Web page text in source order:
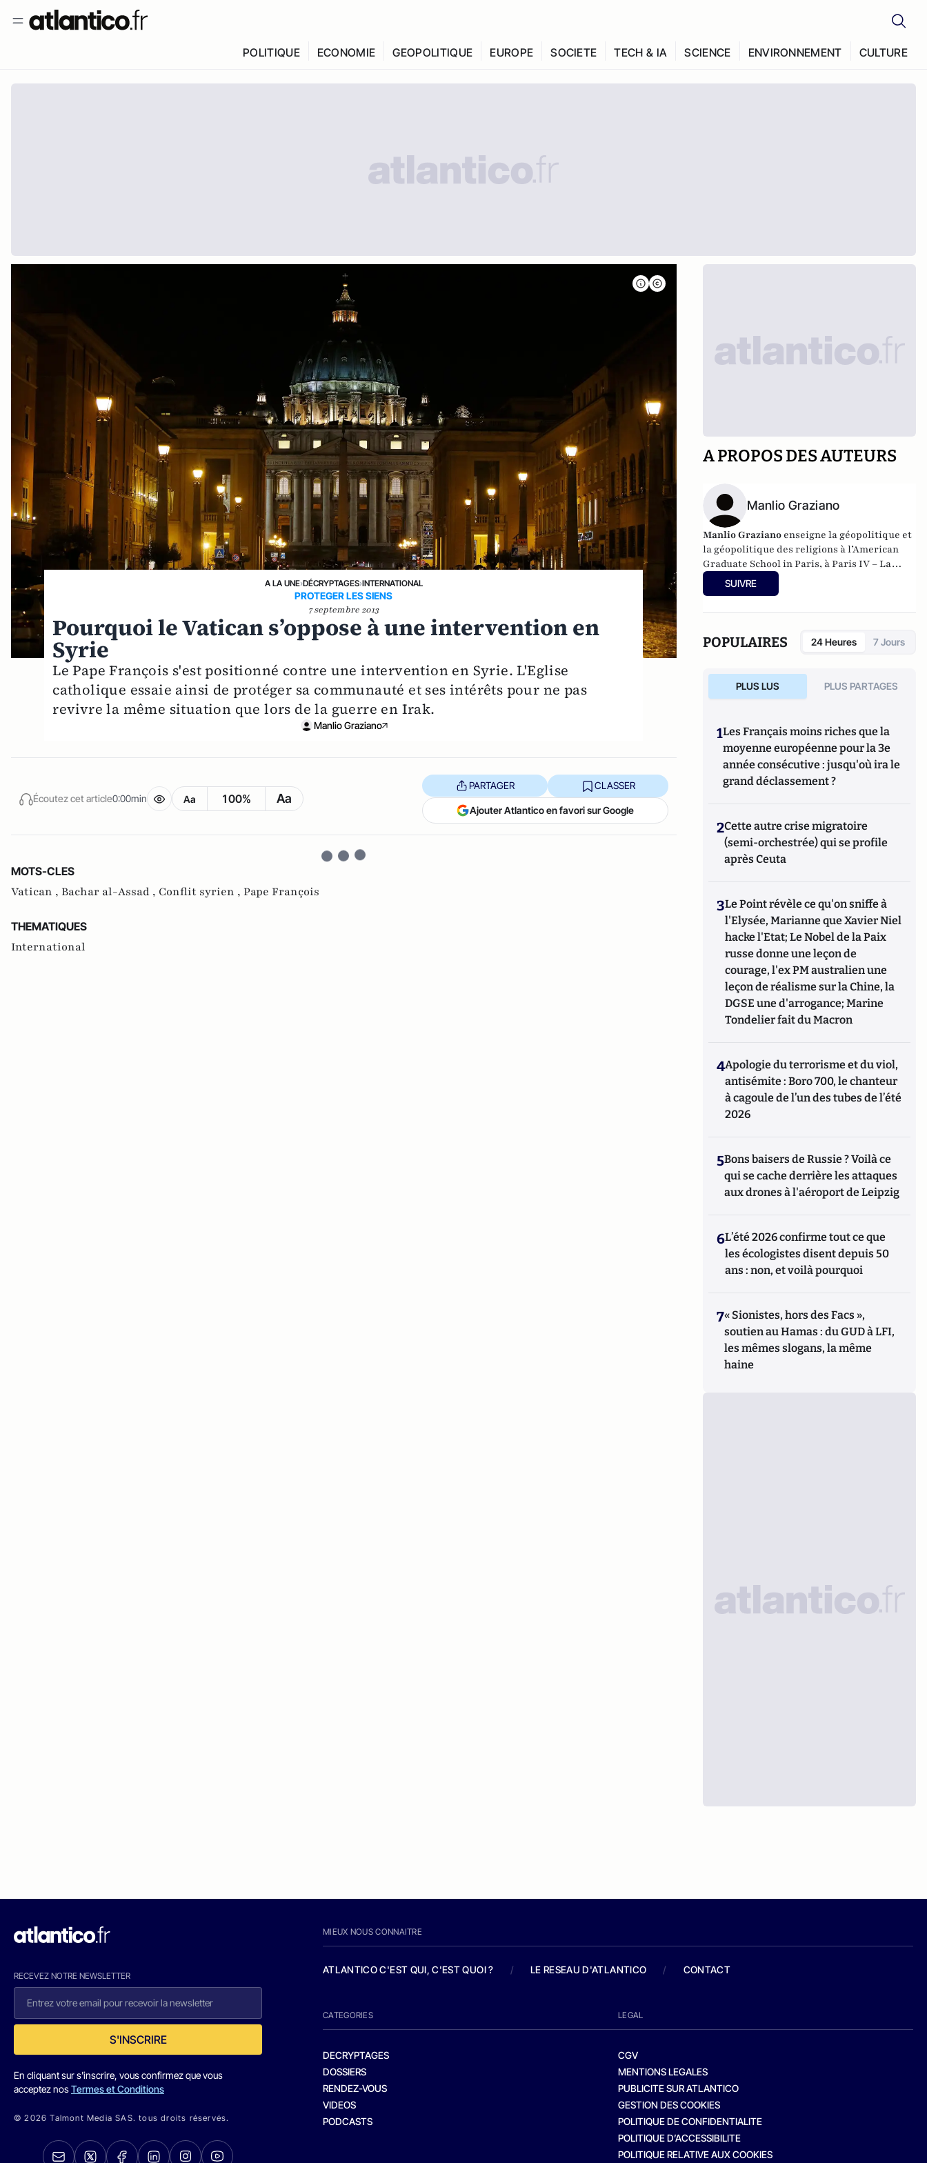
POLITIQUE ECONOMIE GEOPOLITIQUE EUROPE SOCIETE TECH & IA SCIENCE ENVIRONNEMENT CULTURE
A LA UNE›DÉCRYPTAGES›INTERNATIONAL
PROTEGER LES SIENS
7 septembre 2013
Pourquoi le Vatican s’oppose à une intervention en
Syrie
Le Pape François s'est positionné contre une intervention en Syrie. L'Eglise
catholique essaie ainsi de protéger sa communauté et ses intérêts pour ne pas
revivre la même situation que lors de la guerre en Irak.
Manlio Graziano
Écoutez cet article0:00min Aa 100% Aa
PARTAGER CLASSER
Ajouter Atlantico en favori sur Google
MOTS-CLES
Vatican , Bachar al-Assad , Conflit syrien , Pape François
THEMATIQUES
International
A PROPOS DES AUTEURS
Manlio Graziano
Manlio Graziano enseigne la géopolitique et
la géopolitique des religions à l’American
Graduate School in Paris, à Paris IV – La
Sorbonne et à la Skema Business School.
Parmi ses publications,
strategia geopolitica della Chiesa
(2010) –
L’Italie, un État sans nation ?
(2007) et
L’Italie laboratoire de l’Église(2007). Il est
en train de rédiger un essai sur la
Sainte alliance :Religions et désordre international
au XXIe siècle , à paraître en 2014).
SUIVRE
POPULAIRES 24 Heures 7 Jours
PLUS LUS PLUS PARTAGES
1Les Français moins riches que la
moyenne européenne pour la 3e
année consécutive : jusqu'où ira le
grand déclassement ?
2Cette autre crise migratoire
(semi-orchestrée) qui se profile
après Ceuta
3Le Point révèle ce qu'on sniffe à
l'Elysée, Marianne que Xavier Niel
hacke l'Etat; Le Nobel de la Paix
russe donne une leçon de
courage, l'ex PM australien une
leçon de réalisme sur la Chine, la
DGSE une d'arrogance; Marine
Tondelier fait du Macron
4Apologie du terrorisme et du viol,
antisémite : Boro 700, le chanteur
à cagoule de l’un des tubes de l’été
2026
5Bons baisers de Russie ? Voilà ce
qui se cache derrière les attaques
aux drones à l'aéroport de Leipzig
6L’été 2026 confirme tout ce que
les écologistes disent depuis 50
ans : non, et voilà pourquoi
7« Sionistes, hors des Facs »,
soutien au Hamas : du GUD à LFI,
les mêmes slogans, la même
haine
RECEVEZ NOTRE NEWSLETTER
S'INSCRIRE
En cliquant sur s'inscrire, vous confirmez que vous
acceptez nosTermes et Conditions
© 2026 Talmont Media SAS. tous droits réservés.
MIEUX NOUS CONNAITRE
ATLANTICO C'EST QUI, C'EST QUOI ? / LE RESEAU D'ATLANTICO / CONTACT
CATEGORIES
DECRYPTAGES
DOSSIERS
RENDEZ-VOUS
VIDEOS
PODCASTS
LEGAL
CGV
MENTIONS LEGALES
PUBLICITE SUR ATLANTICO
GESTION DES COOKIES
POLITIQUE DE CONFIDENTIALITE
POLITIQUE D’ACCESSIBILITE
POLITIQUE RELATIVE AUX COOKIES